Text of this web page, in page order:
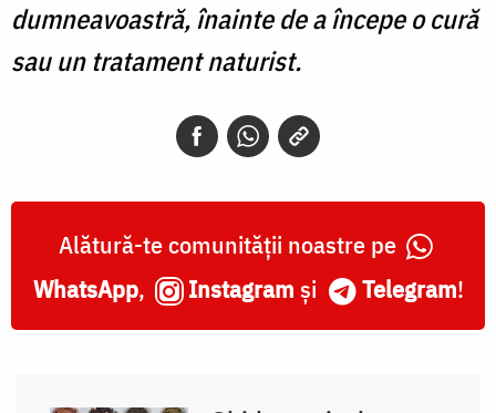
dumneavoastră, înainte de a începe o cură
sau un tratament naturist.
Alătură-te comunității noastre pe
WhatsApp, Instagram și Telegram!